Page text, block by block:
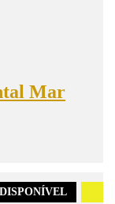
Mar
DISPONÍVEL